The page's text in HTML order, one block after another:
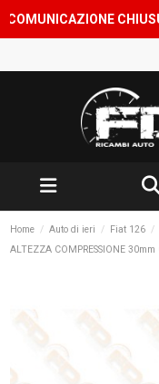
Home Auto di ieri Fiat 126
ALTEZZA COMPRESSIONE 30mm